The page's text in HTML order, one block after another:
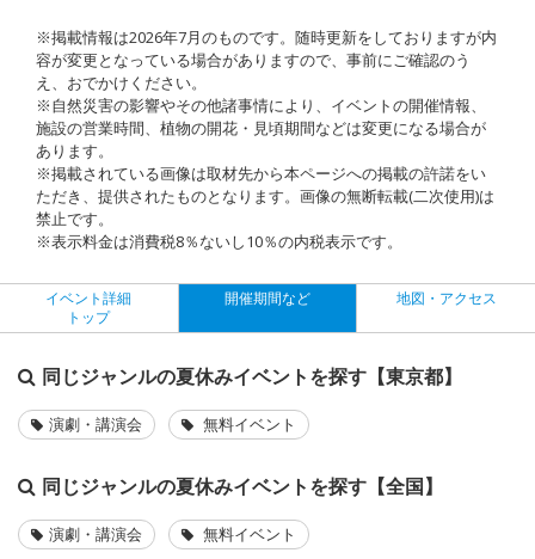
※掲載情報は2026年7月のものです。随時更新をしておりますが内
容が変更となっている場合がありますので、事前にご確認のう
え、おでかけください。
※自然災害の影響やその他諸事情により、イベントの開催情報、
施設の営業時間、植物の開花・見頃期間などは変更になる場合が
あります。
※掲載されている画像は取材先から本ページへの掲載の許諾をい
ただき、提供されたものとなります。画像の無断転載(二次使用)は
禁止です。
※表示料金は消費税8％ないし10％の内税表示です。
イベント詳細
トップ
開催期間など 地図・アクセス
同じジャンルの夏休みイベントを探す【東京都】
演劇・講演会 無料イベント
同じジャンルの夏休みイベントを探す【全国】
演劇・講演会 無料イベント